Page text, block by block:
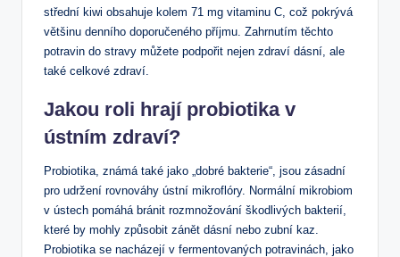
střední kiwi obsahuje kolem 71​ mg vitaminu C, což pokrývá
většinu ‌denního doporučeného‍ příjmu. Zahrnutím těchto
potravin do stravy můžete podpořit nejen zdraví dásní, ale
také celkové zdraví.
Jakou roli hrají probiotika v
ústním zdraví?
Probiotika, známá také jako „dobré⁢ bakterie“, jsou zásadní
pro udržení rovnováhy⁢ ústní‌ mikroflóry. Normální mikrobiom
v ústech pomáhá bránit rozmnožování škodlivých bakterií,
které by mohly způsobit zánět dásní nebo zubní kaz.
Probiotika se nacházejí v fermentovaných ‌potravinách, jako